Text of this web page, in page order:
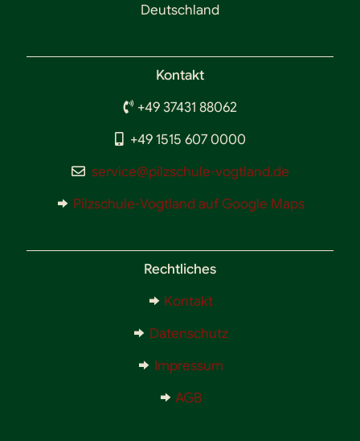
Deutschland
Kontakt
+49 37431 88062
+49 1515 607 0000
service@pilzschule-vogtland.de
Pilzschule-Vogtland auf Google Maps
Rechtliches
Kontakt
Datenschutz
Impressum
AGB